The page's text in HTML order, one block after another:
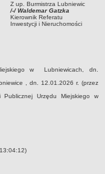
Z up. Burmistrza Lubniewic
/-/ Waldemar Gatzka
Kierownik Referatu
Inwestycji i Nieruchomości
w Lubniewicach, dn.
, dn. 12.01.2026 r. (przez
Publicznej Urzędu Miejskiego w